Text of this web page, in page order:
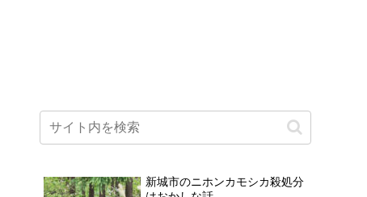
新城市のニホンカモシカ殺処分